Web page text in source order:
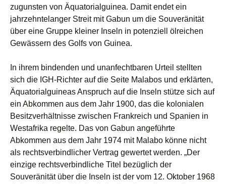
zugunsten von Äquatorialguinea. Damit endet ein
jahrzehntelanger Streit mit Gabun um die Souveränität
über eine Gruppe kleiner Inseln in potenziell ölreichen
Gewässern des Golfs von Guinea.
In ihrem bindenden und unanfechtbaren Urteil stellten
sich die IGH-Richter auf die Seite Malabos und erklärten,
Äquatorialguineas Anspruch auf die Inseln stütze sich auf
ein Abkommen aus dem Jahr 1900, das die kolonialen
Besitzverhältnisse zwischen Frankreich und Spanien in
Westafrika regelte. Das von Gabun angeführte
Abkommen aus dem Jahr 1974 mit Malabo könne nicht
als rechtsverbindlicher Vertrag gewertet werden. „Der
einzige rechtsverbindliche Titel bezüglich der
Souveränität über die Inseln ist der vom 12. Oktober 1968